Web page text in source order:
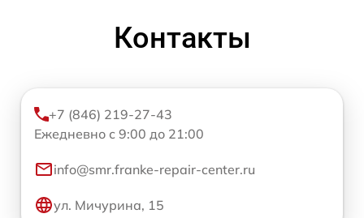
Контакты
+7 (846) 219-27-43
Ежедневно с 9:00 до 21:00
info@smr.franke-repair-center.ru
ул. Мичурина, 15